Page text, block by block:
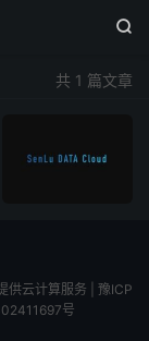

共 1 篇文章
供云计算服务 | 豫ICP
号